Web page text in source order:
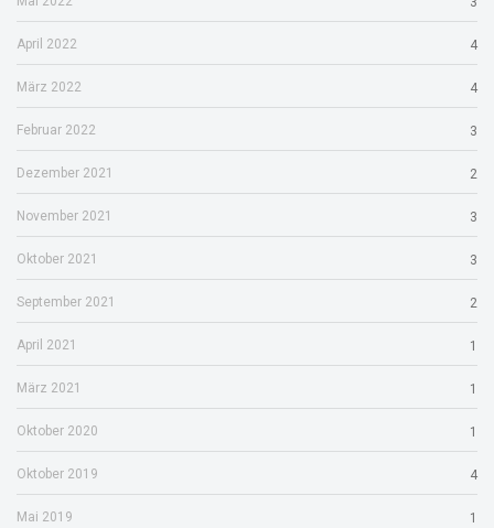
April 2022 4
März 2022 4
Februar 2022 3
Dezember 2021 2
November 2021 3
Oktober 2021 3
September 2021 2
April 2021 1
März 2021 1
Oktober 2020 1
Oktober 2019 4
Mai 2019 1